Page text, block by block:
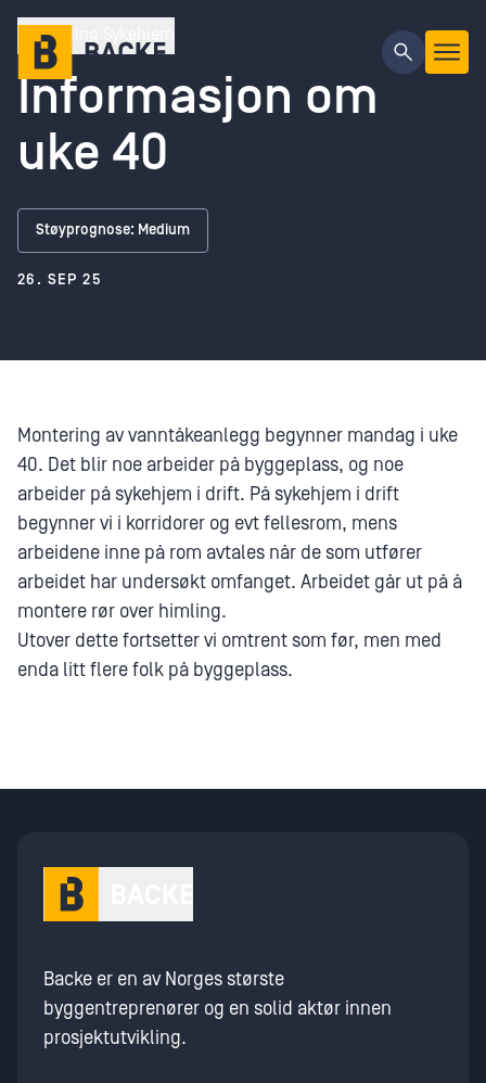
Gå til hovedinnhold
Tjølling Sykehjem
Informasjon om
uke 40
Støyprognose: Medium
26. SEP 25
Montering av vanntåkeanlegg begynner mandag i uke
40. Det blir noe arbeider på byggeplass, og noe
arbeider på sykehjem i drift. På sykehjem i drift
begynner vi i korridorer og evt fellesrom, mens
arbeidene inne på rom avtales når de som utfører
arbeidet har undersøkt omfanget. Arbeidet går ut på å
montere rør over himling.
Utover dette fortsetter vi omtrent som før, men med
enda litt flere folk på byggeplass.
Backe er en av Norges største
byggentreprenører og en solid aktør innen
prosjektutvikling.